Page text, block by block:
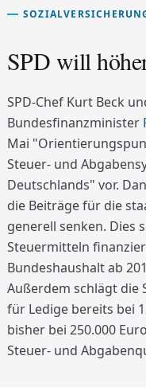
SPD will
SPD-Chef Kurt Beck
Bundesfinanzminister
Mai
Steuer- und
Deutschlands" vor.
die Beiträge für die
generell senken. Dies
Steuermitteln
Bundeshaushalt ab
Außerdem schlägt die
für Ledige bereits bei
bisher bei 250.000
Steuer- und